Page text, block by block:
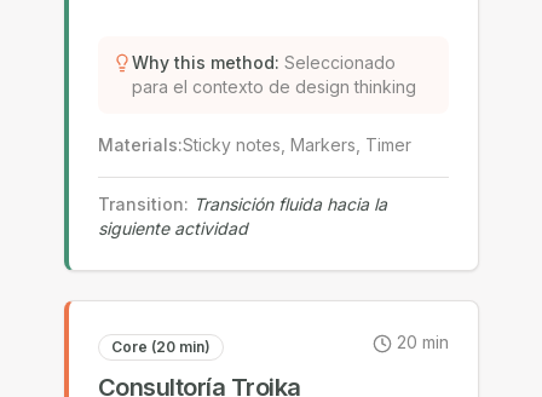
Why this method: Seleccionado
para el contexto de design thinking
Materials:Sticky notes, Markers, Timer
Transition: Transición fluida hacia la
siguiente actividad
Core (20 min)
Consultoría Troika
20 min